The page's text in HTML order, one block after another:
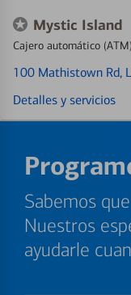
Mystic Island
Cajero automático (ATM)
100 Mathistown Rd,
Detalles y servicios
Sabemos
Nuestros
ayudarle